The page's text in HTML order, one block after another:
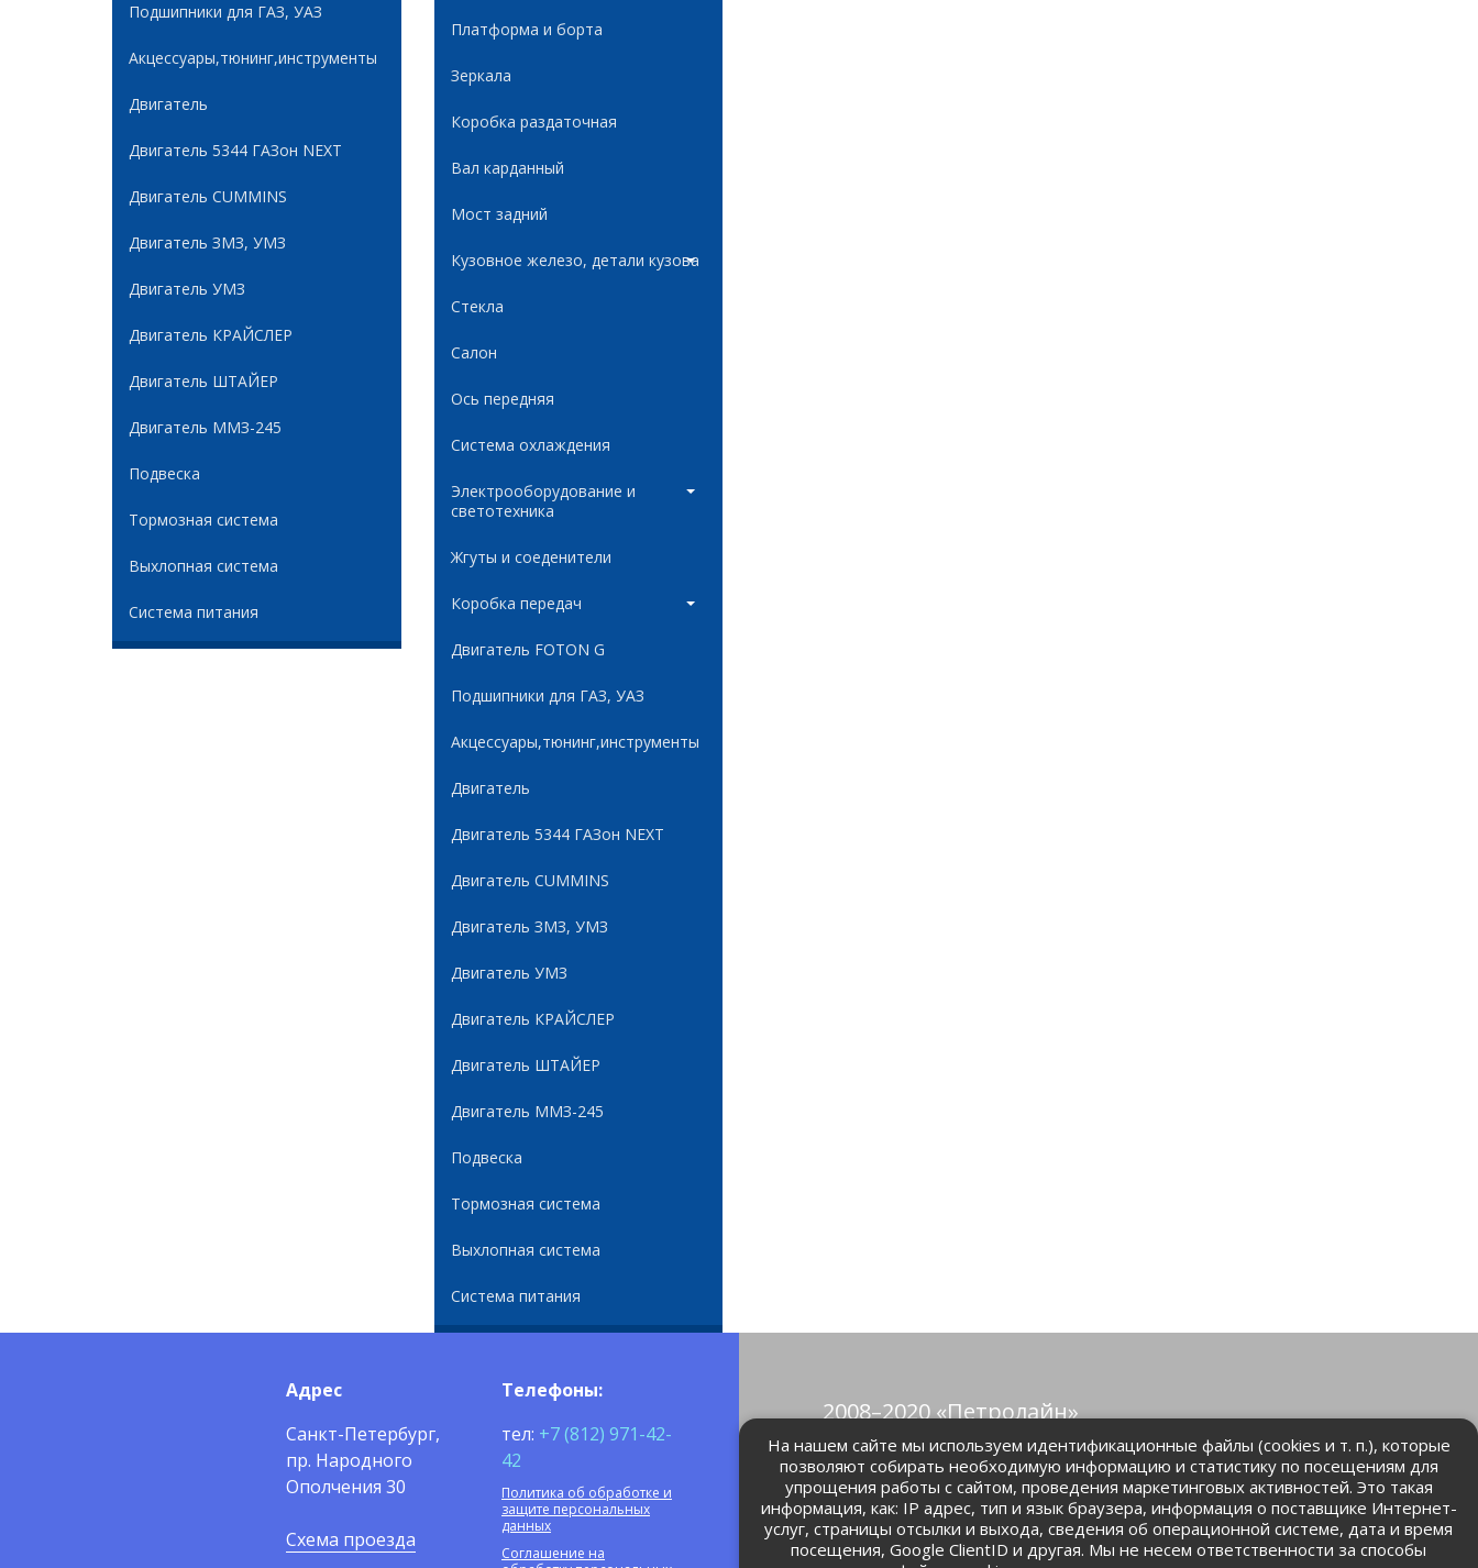
Подшипники для ГАЗ, УАЗ
Акцессуары,тюнинг,инструменты
Двигатель
Двигатель 5344 ГАЗон NEXT
Двигатель CUMMINS
Двигатель ЗМЗ, УМЗ
Двигатель УМЗ
Двигатель КРАЙСЛЕР
Двигатель ШТАЙЕР
Двигатель ММЗ-245
Подвеска
Тормозная система
Выхлопная система
Система питания
Платформа и борта
Зеркала
Коробка раздаточная
Вал карданный
Мост задний
Кузовное железо, детали кузова
Стекла
Салон
Ось передняя
Система охлаждения
Электрооборудование и
светотехника
Жгуты и соеденители
Коробка передач
Двигатель FOTON G
Подшипники для ГАЗ, УАЗ
Акцессуары,тюнинг,инструменты
Двигатель
Двигатель 5344 ГАЗон NEXT
Двигатель CUMMINS
Двигатель ЗМЗ, УМЗ
Двигатель УМЗ
Двигатель КРАЙСЛЕР
Двигатель ШТАЙЕР
Двигатель ММЗ-245
Подвеска
Тормозная система
Выхлопная система
Система питания
Адрес
Санкт-Петербург,
пр. Народного
Ополчения 30
Схема проезда
Телефоны:
тел: +7 (812) 971-42-
42
Политика об обработке и
защите персональных
данных
Соглашение на
2008–2020 «Петролайн»
© Все права защищены.
petrolain@mail.ru
На нашем сайте мы используем идентификационные файлы (cookies и т. п.), которые
позволяют собирать необходимую информацию и статистику по посещениям для
упрощения работы с сайтом, проведения маркетинговых активностей. Это такая
информация, как: IP адрес, тип и язык браузера, информация о поставщике Интернет-
услуг, страницы отсылки и выхода, сведения об операционной системе, дата и время
посещения, Google ClientID и другая. Мы не несем ответственности за способы